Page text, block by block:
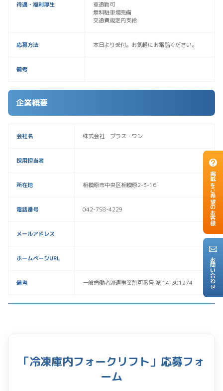
掲載をご希望のお客様
お問い合わせ
待遇・福利厚生
車通勤可
無料駐車場完備
交通費規定内支給
応募方法 本日より受付。お気軽にお電話ください。
備考
企業概要
会社名 株式会社 プラス・ワン
採用担当者
所在地 相模原市中央区相模原2-3-16
電話番号 042-758-4229
メールアドレス
ホームページURL
備考 一般労働者派遣事業許可番号 派 14-301274
「冷凍庫内フォークリフト」応募フォ
ーム